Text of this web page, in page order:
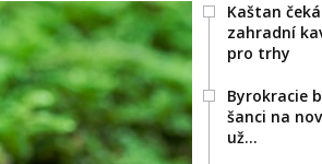
Kaštan
zahradní
pro trhy
Byrokracie
šanci na
už…